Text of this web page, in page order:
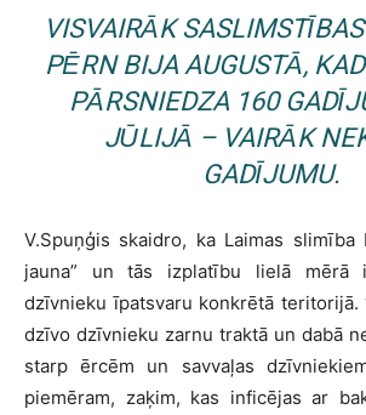
VISVAIRĀK
PĒRN BIJA AUGUSTĀ,
PĀRSNIEDZA 160
JŪLIJĀ – VAIRĀK
GADĪJUMU.
V.Spuņģis skaidro, ka Laimas slimība
jauna” un tās izplatību lielā mērā
dzīvnieku īpatsvaru konkrētā teritorijā.
dzīvo dzīvnieku zarnu traktā un dabā
starp ērcēm un savvaļas
piemēram, zaķim, kas inficējas ar